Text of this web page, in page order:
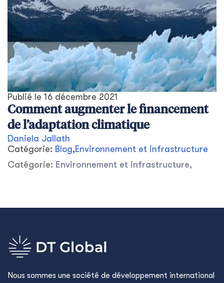
Publié le 16 décembre 2021
Comment augmenter le financement
de l’adaptation climatique
Daniela Jallath
Catégorie: Blog,Environnement et infrastructure
Catégorie: Environnement et infrastructure,
Nous sommes une société de développement international